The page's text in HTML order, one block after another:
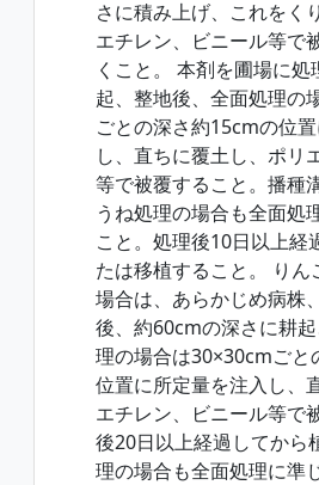
さに積み上げ、これをく
エチレン、ビニール等で
くこと。 本剤を圃場に
起、整地後、全面処理の
ごとの深さ約15cmの位
し、直ちに覆土し、ポリ
等で被覆すること。播種
うね処理の場合も全面処
こと。処理後10日以上経
たは移植すること。 りん
場合は、あらかじめ病株
後、約60cmの深さに耕
理の場合は30×30cmご
位置に所定量を注入し、
エチレン、ビニール等で
後20日以上経過してから
理の場合も全面処理に準